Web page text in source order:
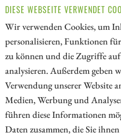
DIESE WEBSEITE VERWENDET
Wir verwenden Cookies, um
personalisieren, Funktionen
zu können und die Zugriffe auf
analysieren. Außerdem
Verwendung unserer Website
Medien, Werbung und
führen diese Informationen
Daten zusammen, die Sie
niedrigen Einstieg zu
Kandidaten. Der Schlüssel
ZUM KOMMENTAR
// kapitalerhoehungen.de - © 2026
Investoren und Unternehmen rund